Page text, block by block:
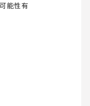
能性有